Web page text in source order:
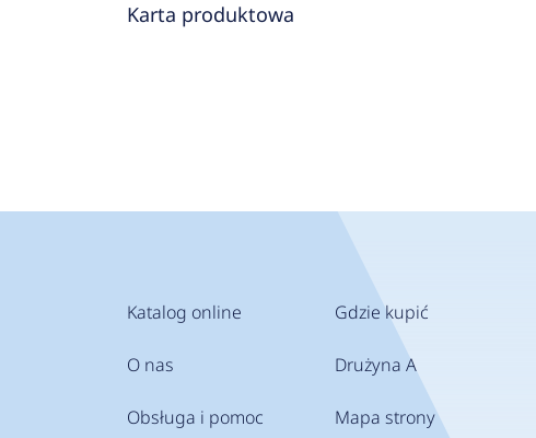
Karta produktowa
Katalog online
O nas
Obsługa i pomoc
Gdzie kupić
Drużyna A
Mapa strony